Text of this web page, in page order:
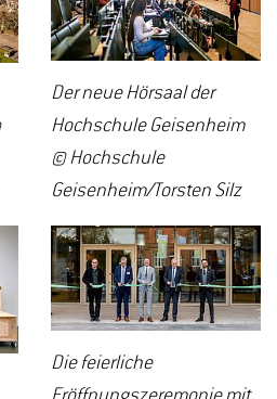
Der neue Hörsaal der
Hochschule Geisenheim
© Hochschule
Geisenheim/Torsten Silz
Die feierliche